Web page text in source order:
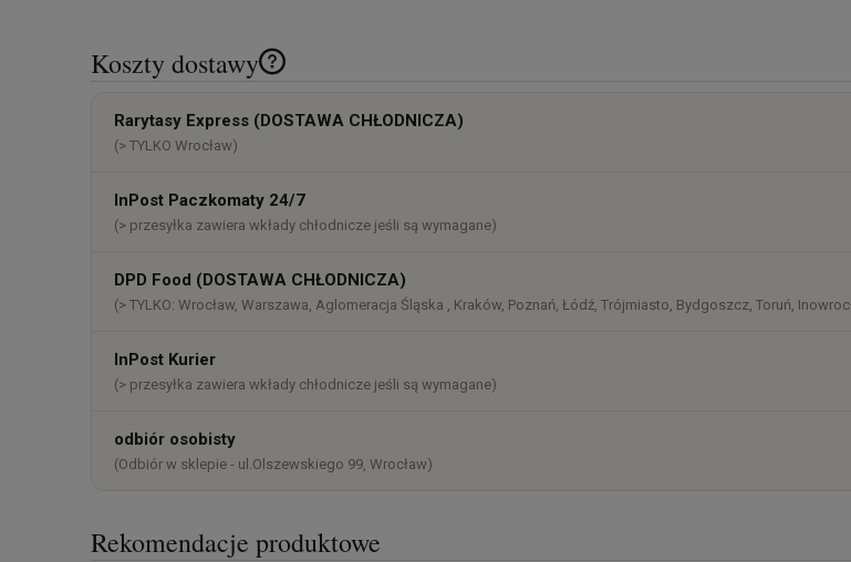
Koszty dostawy
Cena nie zawiera ewentualnych kosztów
Rarytasy Express (DOSTAWA CHŁODNICZA)
(> TYLKO Wrocław)
InPost Paczkomaty 24/7
(> przesyłka zawiera wkłady chłodnicze jeśli są wymagane)
DPD Food (DOSTAWA CHŁODNICZA)
(> TYLKO: Wrocław, Warszawa, Aglomeracja Śląska , Kraków, Poznań, Łódź, Trójmiasto, Bydgoszcz, Toruń,
InPost Kurier
(> przesyłka zawiera wkłady chłodnicze jeśli są wymagane)
odbiór osobisty
(Odbiór w sklepie - ul.Olszewskiego 99, Wrocław)
Rekomendacje produktowe